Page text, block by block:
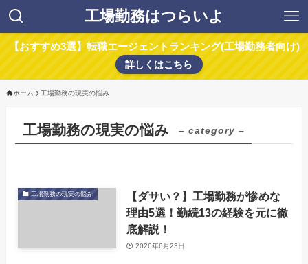
工場勤務はつらいよ
【おすすめ3選】転職エージェントランキング(工場勤務者向け)
詳しくはこちら
ホーム 工場勤務の現実の悩み
工場勤務の現実の悩み – category –
工場勤務の現実の悩み
【ダサい？】工場勤務が惨めな
理由5選！勤続13の経験を元に徹
底解説！
2026年6月23日